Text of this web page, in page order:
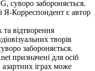
суворо забороняється.
Я-Корреспондент є автор
відтворення
творів
забороняється.
призначені для осіб
іграх може